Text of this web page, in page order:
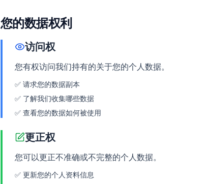
您的数据权利
访问权
您有权访问我们持有的关于您的个人数据。
✅ 请求您的数据副本
✅ 了解我们收集哪些数据
✅ 查看您的数据如何被使用
更正权
您可以更正不准确或不完整的个人数据。
✅ 更新您的个人资料信息